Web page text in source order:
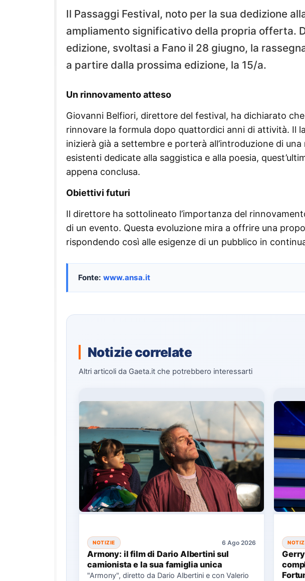
Il Passaggi Festival, noto per la sua dedizione
ampliamento significativo della propria offerta.
edizione, svoltasi a Fano il 28 giugno, la
a partire dalla prossima edizione, la 15/a.
Un rinnovamento atteso
Giovanni Belfiori, direttore del festival, ha dichiarato
rinnovare la formula dopo quattordici anni di attività. Il
inizierà già a settembre e porterà all’introduzione di
esistenti dedicate alla saggistica e alla poesia,
appena conclusa.
Obiettivi futuri
Il direttore ha sottolineato l’importanza del
di un evento. Questa evoluzione mira a offrire una
rispondendo così alle esigenze di un pubblico in
Fonte: www.ansa.it
Notizie correlate
Altri articoli da Gaeta.it che potrebbero interessarti
NOTIZIE 6 Ago 2026
Armony: il film di Dario Albertini sul
camionista e la sua famiglia unica
"Armony", diretto da Dario Albertini e con Valerio